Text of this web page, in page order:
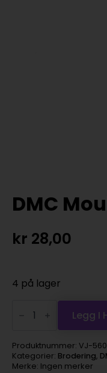
DMC
kr 28,00
4 på lager
Moulinégarn
antall
Legg I
Produktnummer: VJ-
Kategorier: Brodering,
Merke: Ingen merker